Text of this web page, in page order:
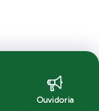
Ouvidoria